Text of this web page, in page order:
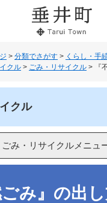
> 分類でさがす > くらし・手
クル > ごみ・リサイクル > 『
クル
ごみ・リサイクルメニュ
ごみ』の出